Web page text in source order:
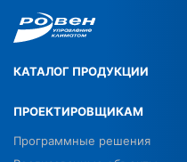
КАТАЛОГ ПРОДУКЦИИ
ПРОЕКТИРОВЩИКАМ
Программные решения